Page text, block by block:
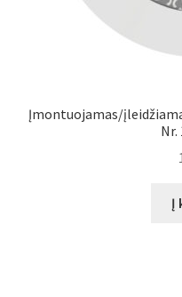
Įmontuojamas/
Nr.
Į